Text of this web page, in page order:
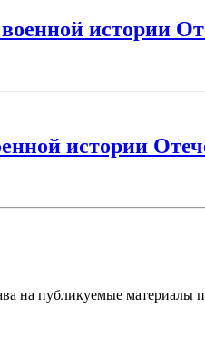
истории
истории
на публикуемые материалы